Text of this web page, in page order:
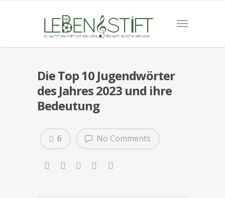
Die Top 10 Jugendwörter
des Jahres 2023 und ihre
Bedeutung
No Comments
6